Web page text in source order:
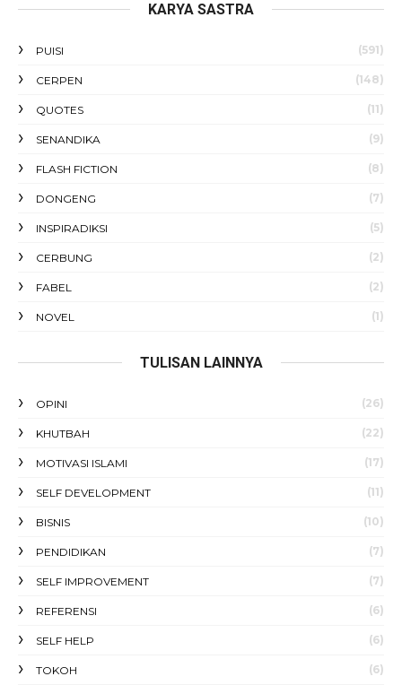
KARYA SASTRA
PUISI (591)
CERPEN (148)
QUOTES (11)
SENANDIKA (9)
FLASH FICTION (8)
DONGENG (7)
INSPIRADIKSI (5)
CERBUNG (2)
FABEL (2)
NOVEL (1)
TULISAN LAINNYA
OPINI (26)
KHUTBAH (22)
MOTIVASI ISLAMI (17)
SELF DEVELOPMENT (11)
BISNIS (10)
PENDIDIKAN (7)
SELF IMPROVEMENT (7)
REFERENSI (6)
SELF HELP (6)
TOKOH (6)